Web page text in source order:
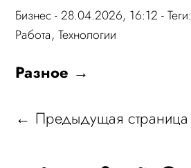
Бизнес- 28.04.2026, 16:12 - Теги:
Работа,Технологии
Разное →
← Предыдущая страница